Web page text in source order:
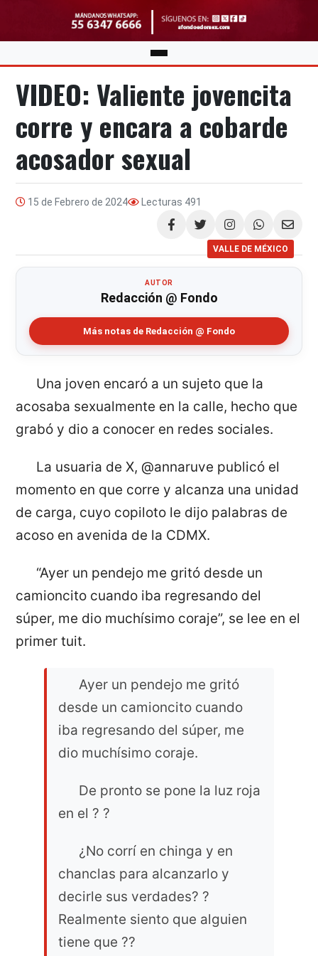
VIDEO: Valiente jovencita
corre y encara a cobarde
acosador sexual
15 de Febrero de 2024 Lecturas 491
Compartir
VALLE DE MÉXICO
AUTOR
Redacción @ Fondo
Más notas de Redacción @ Fondo
Una joven encaró a un sujeto que la
acosaba sexualmente en la calle, hecho que
grabó y dio a conocer en redes sociales.
La usuaria de X, @annaruve publicó el
momento en que corre y alcanza una unidad
de carga, cuyo copiloto le dijo palabras de
acoso en avenida de la CDMX.
“Ayer un pendejo me gritó desde un
camioncito cuando iba regresando del
súper, me dio muchísimo coraje”, se lee en el
primer tuit.
Ayer un pendejo me gritó
desde un camioncito cuando
iba regresando del súper, me
dio muchísimo coraje.
De pronto se pone la luz roja
en el ? ?
¿No corrí en chinga y en
chanclas para alcanzarlo y
decirle sus verdades? ?
Realmente siento que alguien
tiene que ??